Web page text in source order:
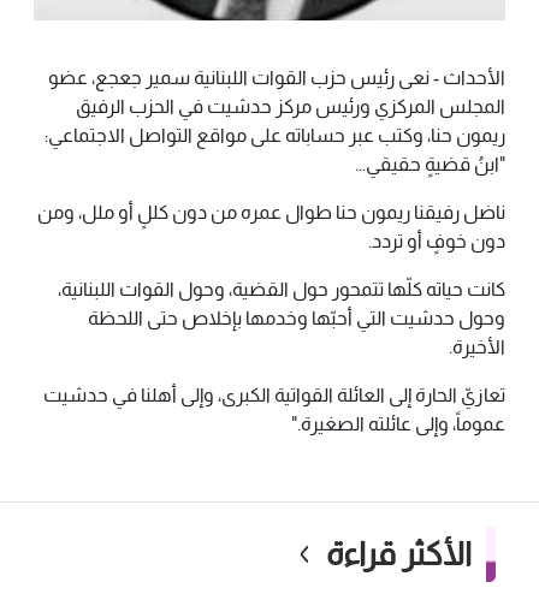
الأحداث - نعى رئيس حزب القوات اللبنانية سمير جعجع، عضو
المجلس المركزي ورئيس مركز حدشيت في الحزب الرفيق
ريمون حنا، وكتب عبر حساباته على مواقع التواصل الاجتماعي:
"ابنُ قضيةٍ حقيقي...
ناضل رفيقنا ريمون حنا طوال عمره من دون كللٍ أو ملل، ومن
دون خوفٍ أو تردد.
كانت حياته كلّها تتمحور حول القضية، وحول القوات اللبنانية،
وحول حدشيت التي أحبّها وخدمها بإخلاص حتى اللحظة
الأخيرة.
تعازيّ الحارة إلى العائلة القواتية الكبرى، وإلى أهلنا في حدشيت
عموماً، وإلى عائلته الصغيرة."
الأكثر قراءة